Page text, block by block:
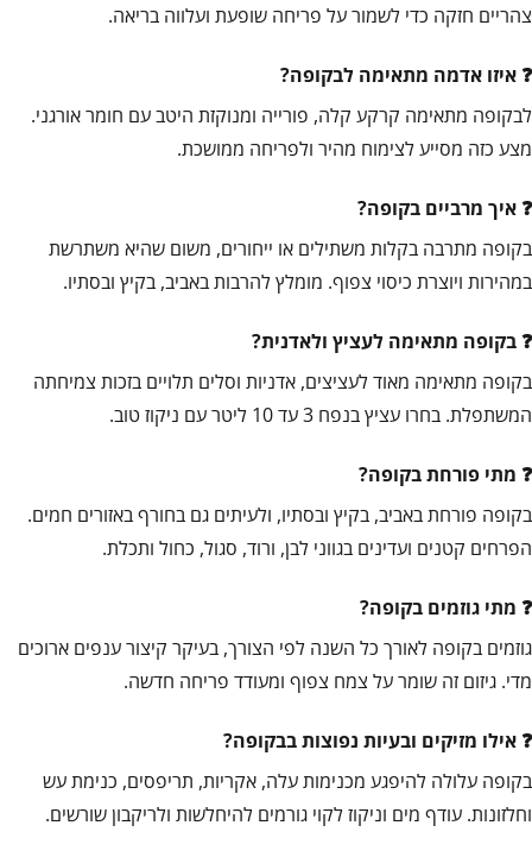
צהריים חזקה כדי לשמור על פריחה שופעת ועלווה בריאה.
איזו אדמה מתאימה לבקופה?
לבקופה מתאימה קרקע קלה, פורייה ומנוקזת היטב עם חומר אורגני.
מצע כזה מסייע לצימוח מהיר ולפריחה ממושכת.
איך מרביים בקופה?
בקופה מתרבה בקלות משתילים או ייחורים, משום שהיא משתרשת
במהירות ויוצרת כיסוי צפוף. מומלץ להרבות באביב, בקיץ ובסתיו.
בקופה מתאימה לעציץ ולאדנית?
בקופה מתאימה מאוד לעציצים, אדניות וסלים תלויים בזכות צמיחתה
המשתפלת. בחרו עציץ בנפח 3 עד 10 ליטר עם ניקוז טוב.
מתי פורחת בקופה?
בקופה פורחת באביב, בקיץ ובסתיו, ולעיתים גם בחורף באזורים חמים.
הפרחים קטנים ועדינים בגווני לבן, ורוד, סגול, כחול ותכלת.
מתי גוזמים בקופה?
גוזמים בקופה לאורך כל השנה לפי הצורך, בעיקר קיצור ענפים ארוכים
מדי. גיזום זה שומר על צמח צפוף ומעודד פריחה חדשה.
אילו מזיקים ובעיות נפוצות בבקופה?
בקופה עלולה להיפגע מכנימות עלה, אקריות, תריפסים, כנימת עש
וחלזונות. עודף מים וניקוז לקוי גורמים להיחלשות ולריקבון שורשים.